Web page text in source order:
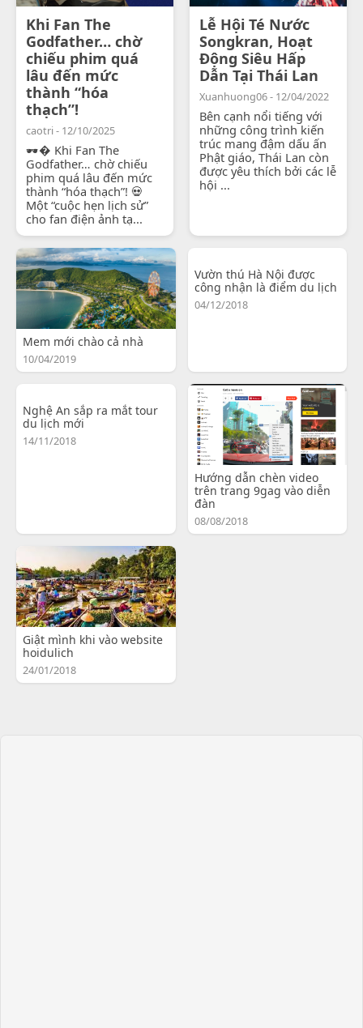
Khi Fan The
Godfather… chờ
chiếu phim quá
lâu đến mức
thành “hóa
thạch”!
caotri - 12/10/2025
🕶� Khi Fan The
Godfather… chờ chiếu
phim quá lâu đến mức
thành “hóa thạch”! 💀
Một “cuộc hẹn lịch sử”
cho fan điện ảnh tạ...
Lễ Hội Té Nước
Songkran, Hoạt
Động Siêu Hấp
Dẫn Tại Thái Lan
Xuanhuong06 - 12/04/2022
Bên cạnh nổi tiếng với
những công trình kiến
trúc mang đậm dấu ấn
Phật giáo, Thái Lan còn
được yêu thích bởi các lễ
hội ...
Mem mới chào cả nhà
10/04/2019
Vườn thú Hà Nội được
công nhận là điểm du lịch
04/12/2018
Nghệ An sắp ra mắt tour
du lịch mới
14/11/2018
Hướng dẫn chèn video
trên trang 9gag vào diễn
đàn
08/08/2018
Giật mình khi vào website
hoidulich
24/01/2018